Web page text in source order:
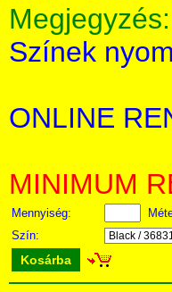
Megjegyzés:
Színek
ONLINE
MINIMUM
Mennyiség:
Szín:
Kosárba